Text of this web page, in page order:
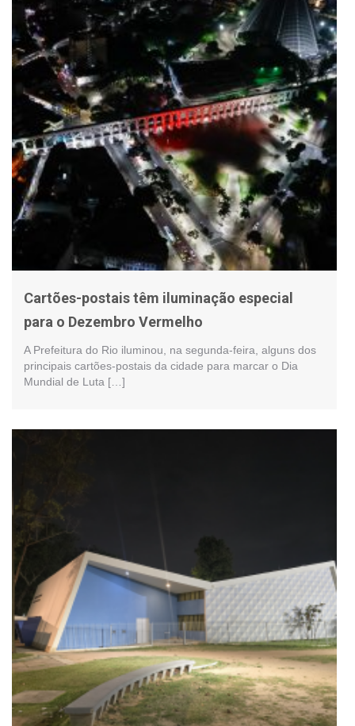
Cartões-postais têm iluminação especial
para o Dezembro Vermelho
A Prefeitura do Rio iluminou, na segunda-feira, alguns dos
principais cartões-postais da cidade para marcar o Dia
Mundial de Luta […]